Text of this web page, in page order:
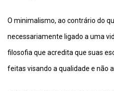
O minimalismo, ao contrário do
necessariamente ligado a uma
filosofia que acredita que suas
feitas visando a qualidade e não